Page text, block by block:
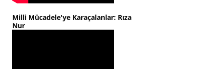
Milli Mücadele'ye Karaçalanlar: Rıza
Nur